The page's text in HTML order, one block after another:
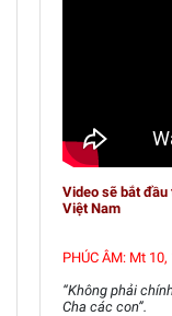
Video sẽ bắt
Việt Nam
PHÚC ÂM: Mt 10,
“Không phải
Cha các con”.